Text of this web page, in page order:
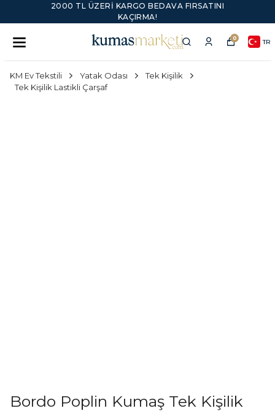
2000 TL ÜZERI KARGO BEDAVA FIRSATINI
KAÇIRMA!
0 TR
KM Ev Tekstili Yatak Odası
Tek Kişilik
Tek Kişilik Lastikli Çarşaf
Bordo Poplin Kumaş Tek Kişilik